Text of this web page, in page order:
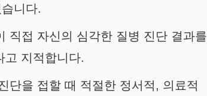
니다.
직접 자신의 심각한 질병 진단 결과를
고 지적합니다.
단을 접할 때 적절한 정서적, 의료적